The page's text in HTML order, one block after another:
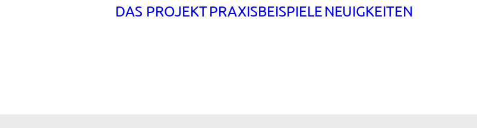
DAS PROJEKTPRAXISBEISPIELE NEUIGKEITEN